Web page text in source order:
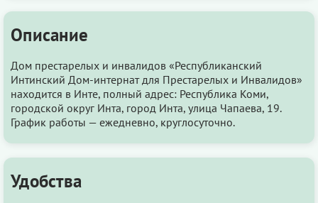
Описание
Дом престарелых и инвалидов «Республиканский
Интинский Дом-интернат для Престарелых и Инвалидов»
находится в Инте, полный адрес: Республика Коми,
городской округ Инта, город Инта, улица Чапаева, 19.
График работы — ежедневно, круглосуточно.
Удобства